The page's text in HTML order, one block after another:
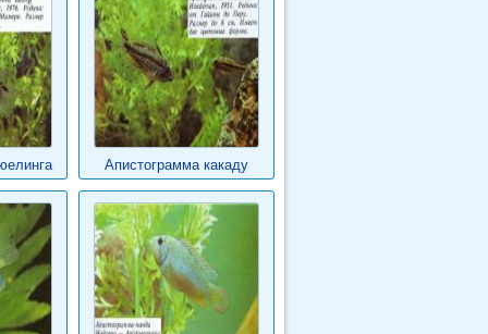
Апистограмма какаду